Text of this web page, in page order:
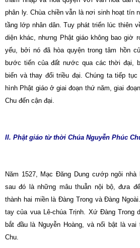
phân ly. Chùa chiền vẫn là nơi sinh hoạt tín
tầng lớp nhân dân. Tuy phát triển lúc thiên
diện khác, nhưng Phật giáo không bao giờ
yếu, bởi nó đã hòa quyện trong tâm hồn
bước tiến của đất nước qua các thời đại,
biến và thay đổi triều đại. Chúng ta tiếp
hình Phật giáo ở giai đoạn thứ năm, giai
Chu đến cận đại.
II. Phật giáo từ thời Chúa Nguyễn Phúc
Năm 1527, Mạc Ðăng Dung cướp ngôi
sau đó là những mâu thuẫn nội bộ, đưa
thành hai miền là Ðàng Trong và Ðàng
tay của vua Lê-chúa Trịnh. Xứ Ðàng Trong
bắt đầu là Nguyễn Hoàng, và nổi bật là vai
Chu.